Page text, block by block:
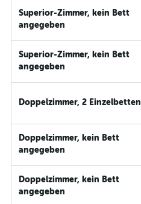
Superior-Zimmer, kein Bett
angegeben
Superior-Zimmer, kein Bett
angegeben
Doppelzimmer, 2 Einzelbetten
Doppelzimmer, kein Bett
angegeben
Doppelzimmer, kein Bett
angegeben